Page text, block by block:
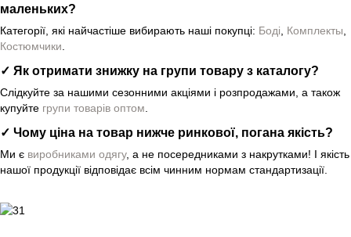
маленьких?
Категорії, які найчастіше вибирають наші покупці: Боді Комплекты
Костюмчики
✓ Як отримати знижку на групи товару з каталогу?
Слідкуйте за нашими сезонними акціями і розпродажами, а також
купуйте групи товарів оптом
✓ Чому ціна на товар нижче ринкової, погана якість?
Ми є виробниками одягу, а не посередниками з накрутками! І якість
нашої продукції відповідає всім чинним нормам стандартизації.